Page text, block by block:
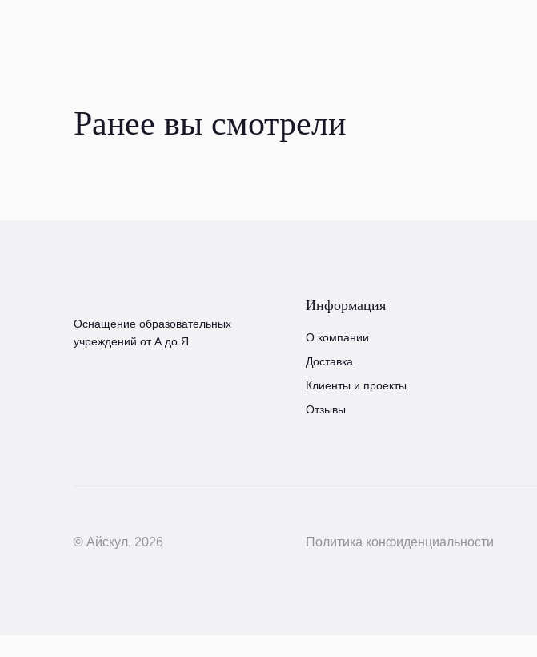
Ранее вы смотрели
Оснащение образовательных
учреждений от А до Я
Информация
О компании
Доставка
Клиенты и проекты
Отзывы
© Айскул, 2026 Политика конфиденциальности